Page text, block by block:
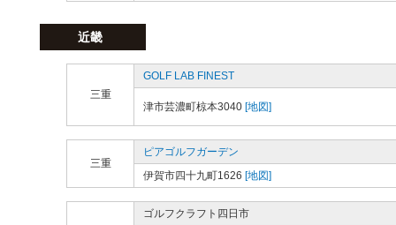
近畿
三重
GOLF LAB FINEST
津市芸濃町椋本3040 [地図]
三重
ピアゴルフガーデン
伊賀市四十九町1626 [地図]
ゴルフクラフト四日市